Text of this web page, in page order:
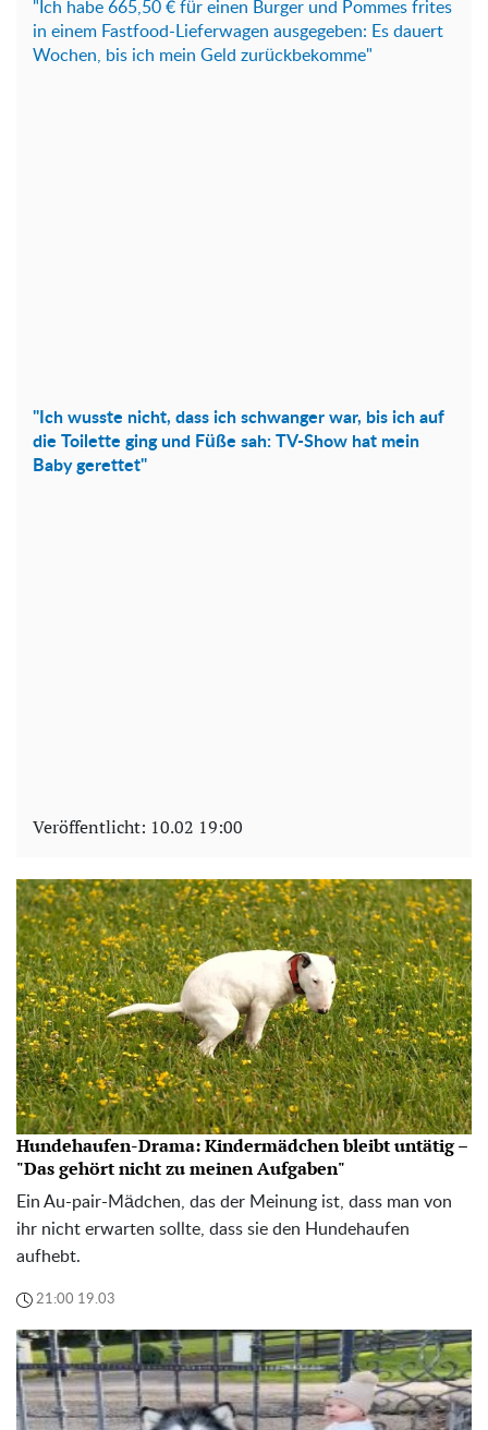
"Ich habe 665,50 € für einen Burger und Pommes frites
in einem Fastfood-Lieferwagen ausgegeben: Es dauert
Wochen, bis ich mein Geld zurückbekomme"
"Ich wusste nicht, dass ich schwanger war, bis ich auf
die Toilette ging und Füße sah: TV-Show hat mein
Baby gerettet"
Veröffentlicht: 10.02 19:00
Hundehaufen-Drama: Kindermädchen bleibt untätig –
"Das gehört nicht zu meinen Aufgaben"
Ein Au-pair-Mädchen, das der Meinung ist, dass man von
ihr nicht erwarten sollte, dass sie den Hundehaufen
aufhebt.
21:00 19.03